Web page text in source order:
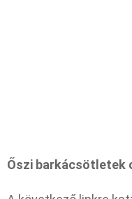
Őszi barkácsötletek